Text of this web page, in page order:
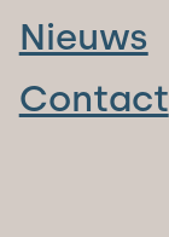
Nieuws
Contact